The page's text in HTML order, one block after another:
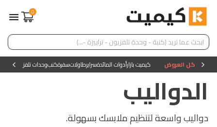
0
كل العروض كيميت بازارأدوات المائدةسرايرطاولاتسفرةكنبوحدات تلفزيون
الدواليب
دواليب واسعة لتنظيم ملابسك بسهولة.